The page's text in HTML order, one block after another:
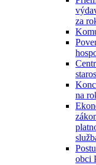
za
na
obci